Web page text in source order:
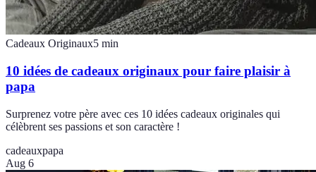
Cadeaux Originaux5 min
10 idées de cadeaux originaux pour faire plaisir à
papa
Surprenez votre père avec ces 10 idées cadeaux originales qui
célèbrent ses passions et son caractère !
cadeauxpapa
Aug 6